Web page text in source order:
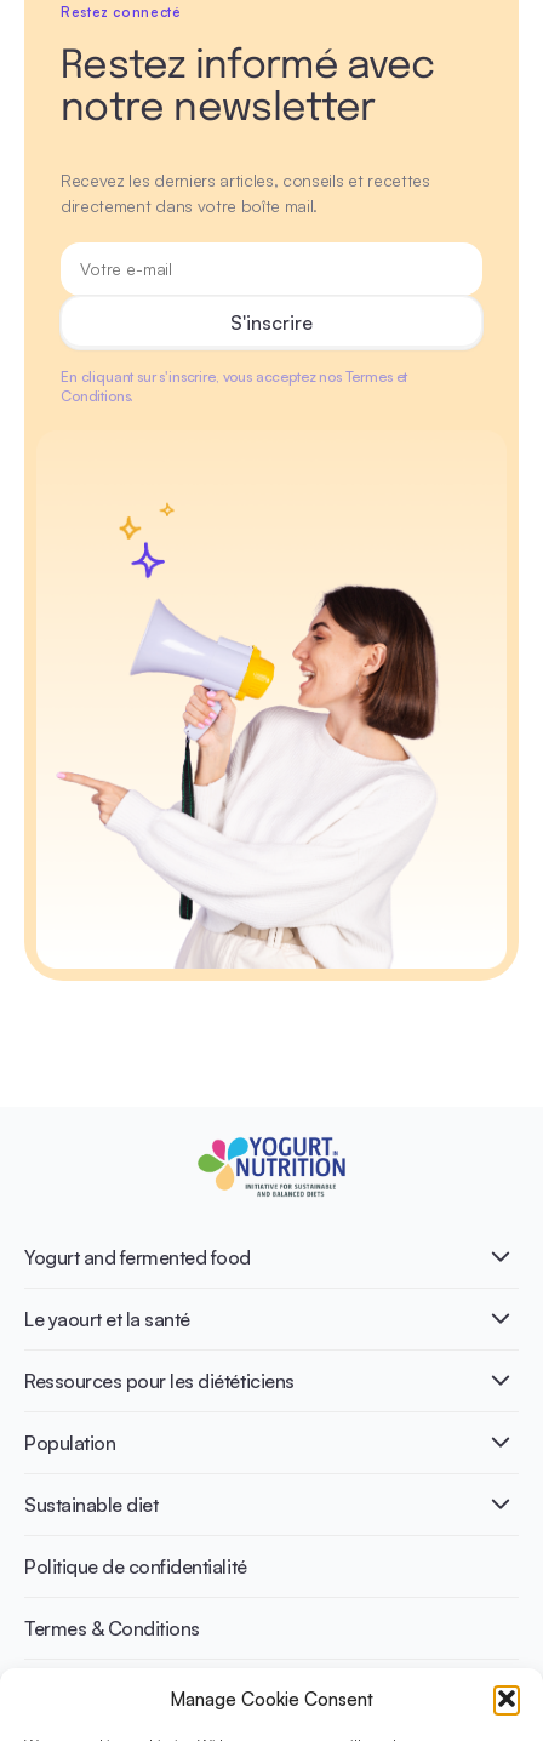
Manage Cookie Consent
Restez connecté
Restez informé avec
notre newsletter
Recevez les derniers articles, conseils et recettes
directement dans votre boîte mail.
En cliquant sur s'inscrire, vous acceptez nos Termes et
Conditions.
Yogurt and fermented food
Qu’est-ce que le yaourt ?
Nutri-dense food
Le yaourt et la santé
Healthy Diets & Lifestyle
Santé intestinale
Santé osseuse
Gestion du poids
Ressources pour les diététiciens
Publications
Infographics
Recettes
Population
Adulte
Sportif
Sustainable diet
Benefits for planet health
Benefits for human health
Politique de confidentialité
Termes & Conditions